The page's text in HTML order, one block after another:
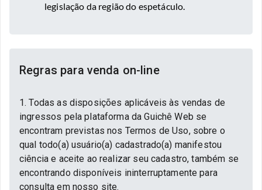
legislação da região do espetáculo.
Regras para venda on-line
1. Todas as disposições aplicáveis às vendas de
ingressos pela plataforma da Guichê Web se
encontram previstas nos Termos de Uso, sobre o
qual todo(a) usuário(a) cadastrado(a) manifestou
ciência e aceite ao realizar seu cadastro, também se
encontrando disponíveis ininterruptamente para
consulta em nosso site.